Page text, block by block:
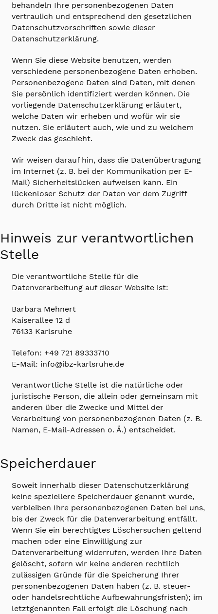
behandeln Ihre personenbezogenen Daten
vertraulich und entsprechend den gesetzlichen
Datenschutzvorschriften sowie dieser
Datenschutzerklärung.
Wenn Sie diese Website benutzen, werden
verschiedene personenbezogene Daten erhoben.
Personenbezogene Daten sind Daten, mit denen
Sie persönlich identifiziert werden können. Die
vorliegende Datenschutzerklärung erläutert,
welche Daten wir erheben und wofür wir sie
nutzen. Sie erläutert auch, wie und zu welchem
Zweck das geschieht.
Wir weisen darauf hin, dass die Datenübertragung
im Internet (z. B. bei der Kommunikation per E-
Mail) Sicherheitslücken aufweisen kann. Ein
lückenloser Schutz der Daten vor dem Zugriff
durch Dritte ist nicht möglich.
Hinweis zur verantwortlichen
Stelle
Die verantwortliche Stelle für die
Datenverarbeitung auf dieser Website ist:
Barbara Mehnert
Kaiserallee 12 d
76133 Karlsruhe
Telefon: +49 721 89333710
E-Mail: info@ibz-karlsruhe.de
Verantwortliche Stelle ist die natürliche oder
juristische Person, die allein oder gemeinsam mit
anderen über die Zwecke und Mittel der
Verarbeitung von personenbezogenen Daten (z. B.
Namen, E-Mail-Adressen o. Ä.) entscheidet.
Speicherdauer
Soweit innerhalb dieser Datenschutzerklärung
keine speziellere Speicherdauer genannt wurde,
verbleiben Ihre personenbezogenen Daten bei uns,
bis der Zweck für die Datenverarbeitung entfällt.
Wenn Sie ein berechtigtes Löschersuchen geltend
machen oder eine Einwilligung zur
Datenverarbeitung widerrufen, werden Ihre Daten
gelöscht, sofern wir keine anderen rechtlich
zulässigen Gründe für die Speicherung Ihrer
personenbezogenen Daten haben (z. B. steuer-
oder handelsrechtliche Aufbewahrungsfristen); im
letztgenannten Fall erfolgt die Löschung nach